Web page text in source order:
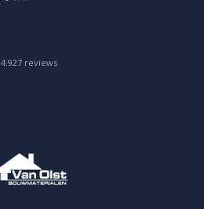
4.927 reviews